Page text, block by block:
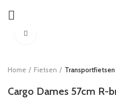
Home Fietsen Transportfietsen
Cargo Dames 57cm R-